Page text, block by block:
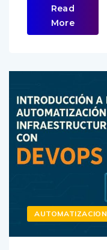
Read
More
AUTOMATIZACION